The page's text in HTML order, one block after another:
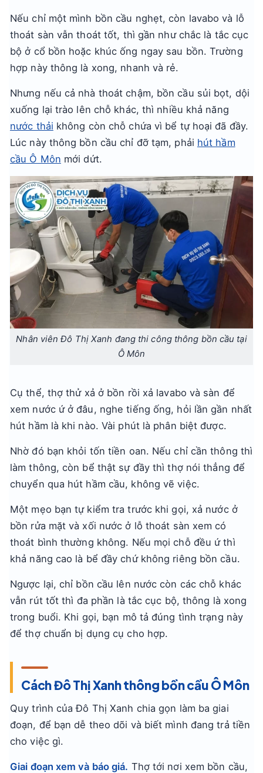
Nếu chỉ một mình bồn cầu nghẹt, còn lavabo và lỗ
thoát sàn vẫn thoát tốt, thì gần như chắc là tắc cục
bộ ở cổ bồn hoặc khúc ống ngay sau bồn. Trường
hợp này thông là xong, nhanh và rẻ.
Nhưng nếu cả nhà thoát chậm, bồn cầu sủi bọt, dội
xuống lại trào lên chỗ khác, thì nhiều khả năng
nước thải không còn chỗ chứa vì bể tự hoại đã đầy.
Lúc này thông bồn cầu chỉ đỡ tạm, phải hút hầm
cầu Ô Môn mới dứt.
Nhân viên Đô Thị Xanh đang thi công thông bồn cầu tại
Ô Môn
Cụ thể, thợ thử xả ở bồn rồi xả lavabo và sàn để
xem nước ứ ở đâu, nghe tiếng ống, hỏi lần gần nhất
hút hầm là khi nào. Vài phút là phân biệt được.
Nhờ đó bạn khỏi tốn tiền oan. Nếu chỉ cần thông thì
làm thông, còn bể thật sự đầy thì thợ nói thẳng để
chuyển qua hút hầm cầu, không vẽ việc.
Một mẹo bạn tự kiểm tra trước khi gọi, xả nước ở
bồn rửa mặt và xối nước ở lỗ thoát sàn xem có
thoát bình thường không. Nếu mọi chỗ đều ứ thì
khả năng cao là bể đầy chứ không riêng bồn cầu.
Ngược lại, chỉ bồn cầu lên nước còn các chỗ khác
vẫn rút tốt thì đa phần là tắc cục bộ, thông là xong
trong buổi. Khi gọi, bạn mô tả đúng tình trạng này
để thợ chuẩn bị dụng cụ cho hợp.
Cách Đô Thị Xanh thông bồn cầu Ô Môn
Quy trình của Đô Thị Xanh chia gọn làm ba giai
đoạn, để bạn dễ theo dõi và biết mình đang trả tiền
cho việc gì.
Giai đoạn xem và báo giá. Thợ tới nơi xem bồn cầu,